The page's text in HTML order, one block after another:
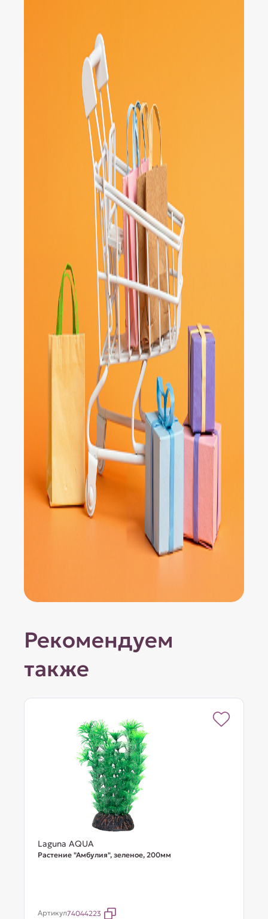
Рекомендуем
также
Laguna AQUA
Растение "Амбулия", зеленое, 200мм
Артикул74044223